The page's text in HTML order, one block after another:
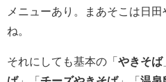
メニューあり。まあそこは日
ね。
それにしても基本の「 やきそば